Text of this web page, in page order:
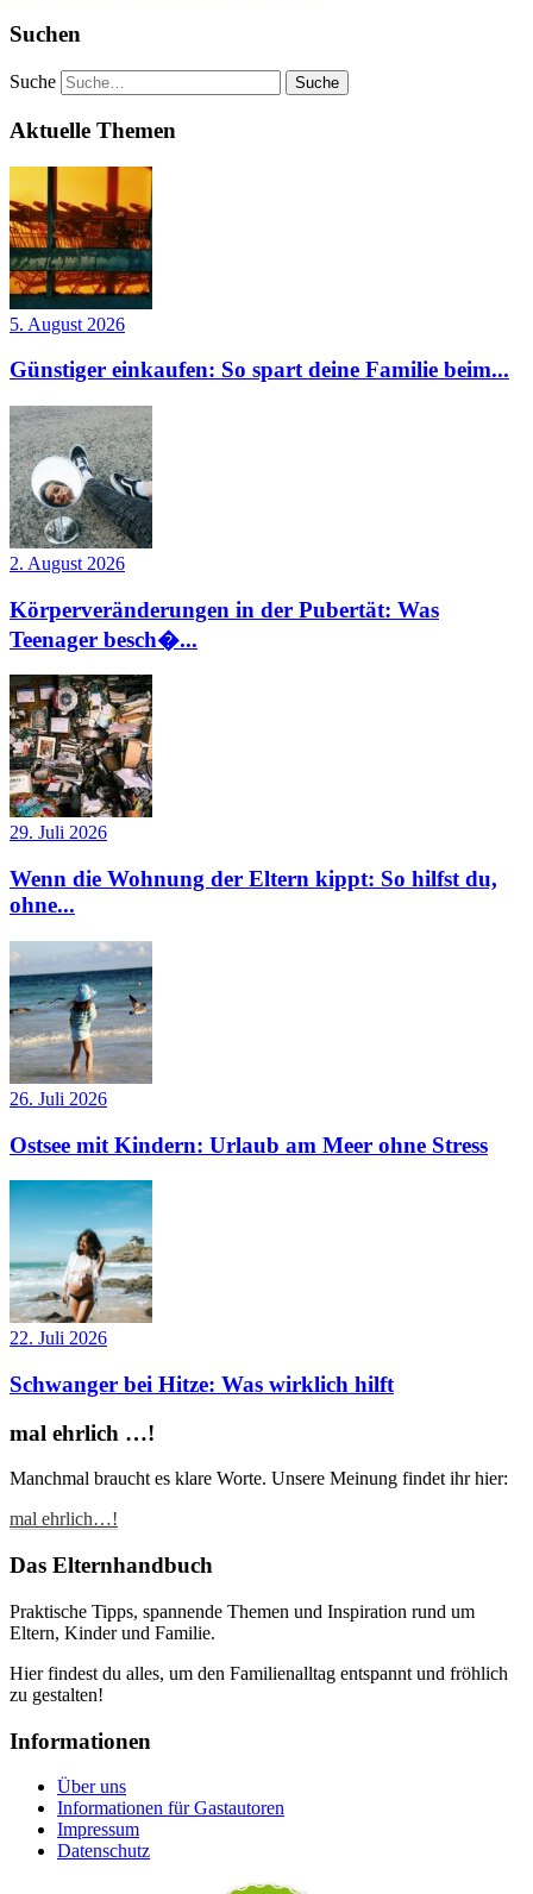
Suchen
Suche
Aktuelle Themen
5. August 2026
Günstiger einkaufen: So spart deine Familie beim...
2. August 2026
Körperveränderungen in der Pubertät: Was
Teenager besch�...
29. Juli 2026
Wenn die Wohnung der Eltern kippt: So hilfst du,
ohne...
26. Juli 2026
Ostsee mit Kindern: Urlaub am Meer ohne Stress
22. Juli 2026
Schwanger bei Hitze: Was wirklich hilft
mal ehrlich …!
Manchmal braucht es klare Worte. Unsere Meinung findet ihr hier:
mal ehrlich…!
Das Elternhandbuch
Praktische Tipps, spannende Themen und Inspiration rund um
Eltern, Kinder und Familie.
Hier findest du alles, um den Familienalltag entspannt und fröhlich
zu gestalten!
Informationen
Über uns
Informationen für Gastautoren
Impressum
Datenschutz